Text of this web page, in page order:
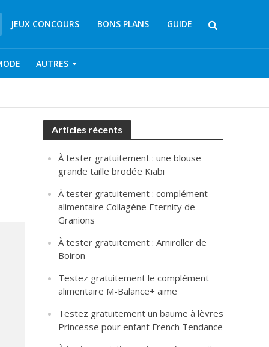
JEUX CONCOURS BONS PLANS GUIDE
AUTRES
Articles récents
À tester gratuitement : une blouse
grande taille brodée Kiabi
À tester gratuitement : complément
alimentaire Collagène Eternity de
Granions
À tester gratuitement : Arniroller de
Boiron
Testez gratuitement le complément
alimentaire M-Balance+ aime
Testez gratuitement un baume à lèvres
Princesse pour enfant French Tendance